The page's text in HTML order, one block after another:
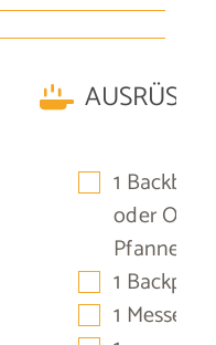
▢
1
oder
Pfanne
▢
1
▢
1 Messer